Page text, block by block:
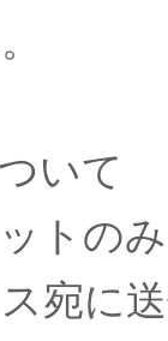
いて
トの
宛に